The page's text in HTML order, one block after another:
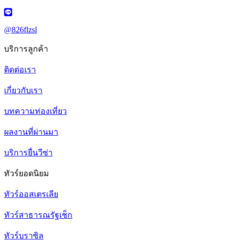
@826flzsl
บริการลูกค้า
ติดต่อเรา
เกี่ยวกับเรา
บทความท่องเที่ยว
ผลงานที่ผ่านมา
บริการยื่นวีซ่า
ทัวร์ยอดนิยม
ทัวร์ออสเตรเลีย
ทัวร์สาธารณรัฐเช็ก
ทัวร์บราซิล